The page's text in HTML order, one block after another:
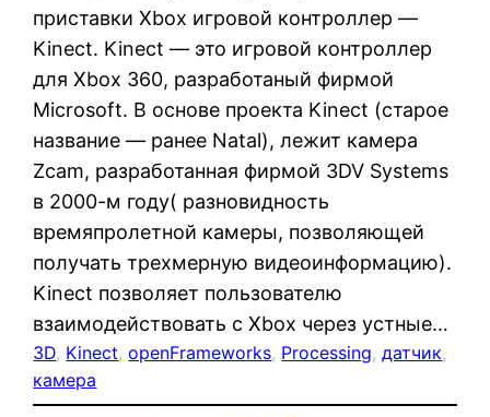
приставки Xbox игровой контроллер —
Kinect. Kinect — это игровой контроллер
для Xbox 360, разработаный фирмой
Microsoft. В основе проекта Kinect (старое
название — ранее Natal), лежит камера
Zcam, разработанная фирмой 3DV Systems
в 2000-м году( разновидность
времяпролетной камеры, позволяющей
получать трехмерную видеоинформацию).
Kinect позволяет пользователю
взаимодействовать с Xbox через устные…
3D, Kinect, openFrameworks, Processing, датчик
камера